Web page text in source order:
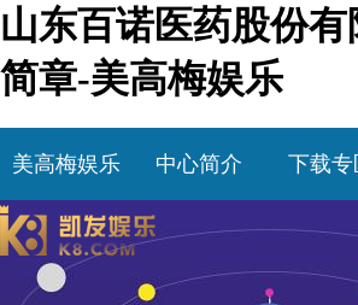
山东百诺医药股份
简章-美高梅娱乐
美高梅娱乐 中心简介 下载专